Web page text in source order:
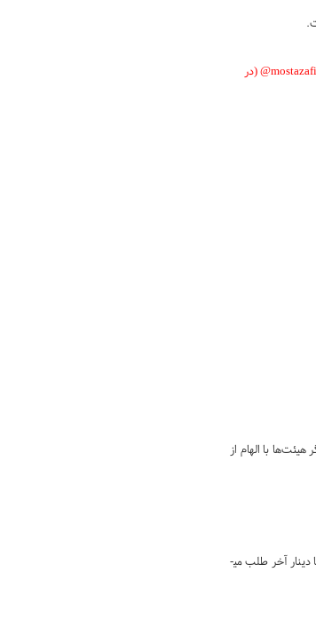
لطفاً از اکران کلیپ، نمایشگاه پوستر یا توزیع نشریه پیغام خون در مجموعه خود، عکس گرفته و برای بازتاب رسانه‌ای به mostazafin_tv@ (در
با الهام از
شرایطِ جامعه به گونه­ ای بود که نخبگان، علما و بزرگان در برابر ظلمِ حکومت و ضایع کردن حق ضعفا و محرومان سکوت می­کردند ولی همین‌­ها هر آنچه از بیت المال را که حق خود می­دانستند، تا دینار آخر طلب می­